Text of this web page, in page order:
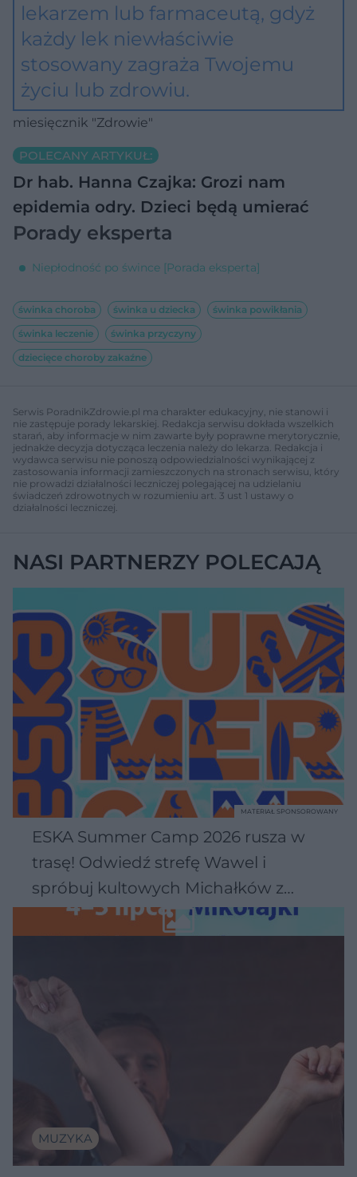
lekarzem lub farmaceutą, gdyż
każdy lek niewłaściwie
stosowany zagraża Twojemu
życiu lub zdrowiu.
miesięcznik "Zdrowie"
POLECANY ARTYKUŁ:
Dr hab. Hanna Czajka: Grozi nam
epidemia odry. Dzieci będą umierać
Porady eksperta
Niepłodność po śwince [Porada eksperta]
świnka choroba świnka u dziecka
świnka powikłania
świnka leczenie
świnka przyczyny
dziecięce choroby zakaźne
Serwis PoradnikZdrowie.pl ma charakter edukacyjny, nie stanowi i
nie zastępuje porady lekarskiej. Redakcja serwisu dokłada wszelkich
starań, aby informacje w nim zawarte były poprawne merytorycznie,
jednakże decyzja dotycząca leczenia należy do lekarza. Redakcja i
wydawca serwisu nie ponoszą odpowiedzialności wynikającej z
zastosowania informacji zamieszczonych na stronach serwisu, który
nie prowadzi działalności leczniczej polegającej na udzielaniu
świadczeń zdrowotnych w rozumieniu art. 3 ust 1 ustawy o
działalności leczniczej.
NASI PARTNERZY POLECAJĄ
ESKA Summer Camp 2026 rusza w
trasę! Odwiedź strefę Wawel i
spróbuj kultowych Michałków z
Wawelu
MATERIAŁ SPONSOROWANY
MUZYKA